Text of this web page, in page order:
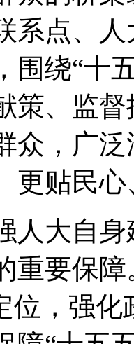
系点、
， 围绕“十
策、监督
众 ， 广
更贴民
大自身
重要保障
位 ， 强化